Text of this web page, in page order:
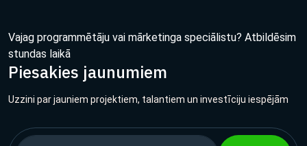
Vajag programmētāju vai mārketinga speciālistu? Atbildēsim
stundas laikā
Piesakies jaunumiem
Uzzini par jauniem projektiem, talantiem un investīciju iespējām